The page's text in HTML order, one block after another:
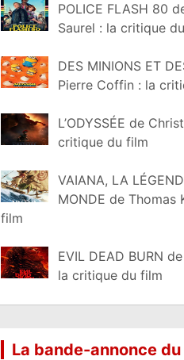
POLICE FLASH 80
Saurel : la critique
DES MINIONS ET
Pierre Coffin : la
L’ODYSSÉE de
critique du film
VAIANA, LA
MONDE de Thomas
film
EVIL DEAD BURN
la critique du film
La bande-annonce